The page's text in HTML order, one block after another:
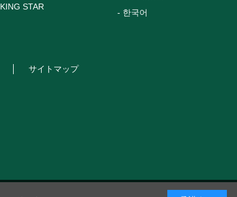
KING STAR
한국어
サイトマップ